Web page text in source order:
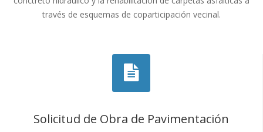
través de esquemas de coparticipación vecinal.
Solicitud de Obra de Pavimentación